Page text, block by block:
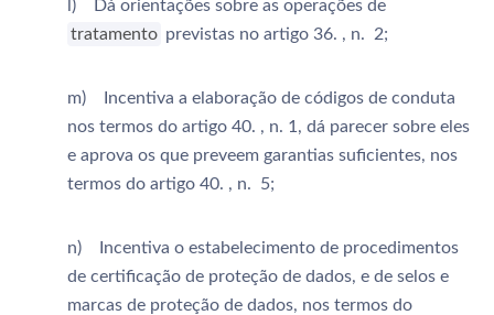
l) Dá orientações sobre as operações de
tratamento previstas no artigo 36. , n. 2;
m) Incentiva a elaboração de códigos de conduta
nos termos do artigo 40. , n. 1, dá parecer sobre eles
e aprova os que preveem garantias suficientes, nos
termos do artigo 40. , n. 5;
n) Incentiva o estabelecimento de procedimentos
de certificação de proteção de dados, e de selos e
marcas de proteção de dados, nos termos do